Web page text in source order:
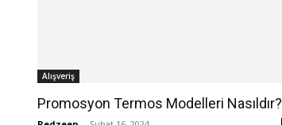
Alışveriş
Promosyon Termos Modelleri Nasıldır?